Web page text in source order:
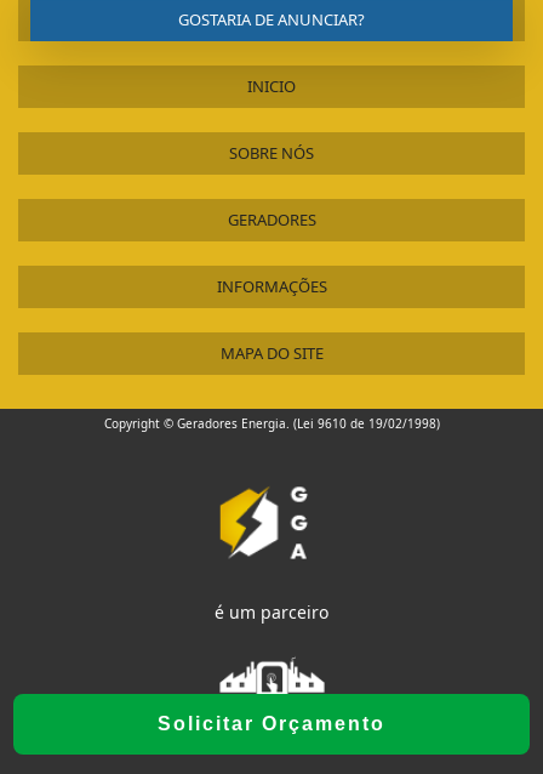
Solicitar Orçamento
GOSTARIA DE ANUNCIAR?
INICIO
SOBRE NÓS
GERADORES
INFORMAÇÕES
MAPA DO SITE
Copyright © Geradores Energia. (Lei 9610 de 19/02/1998)
é um parceiro